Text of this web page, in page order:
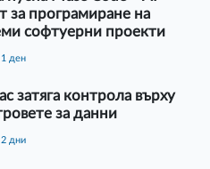
за програмиране на
софтуерни проекти
1 ден
затяга контрола върху
за данни
2 дни